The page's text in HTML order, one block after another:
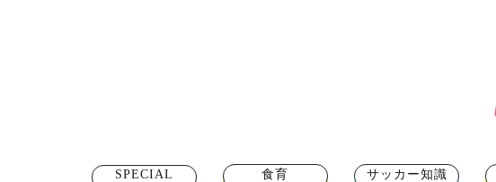
SPECIAL 食育 サッカー知識